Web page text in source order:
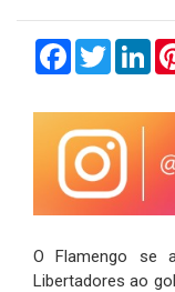
FacebookTwitter
O Flamengo se
Libertadores ao